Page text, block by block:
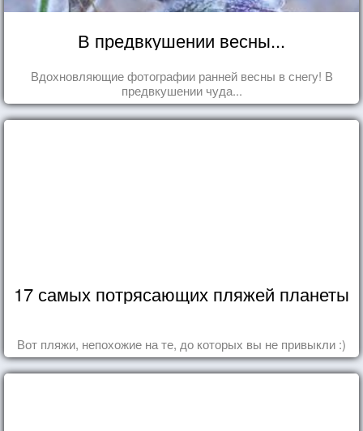
В предвкушении весны...
Вдохновляющие фотографии ранней весны в снегу! В
предвкушении чуда...
17 самых потрясающих пляжей планеты
Вот пляжи, непохожие на те, до которых вы не привыкли :)